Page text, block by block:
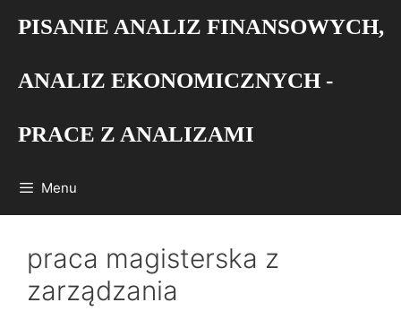
PISANIE ANALIZ FINANSOWYCH,
ANALIZ EKONOMICZNYCH -
PRACE Z ANALIZAMI
Menu
praca magisterska z
zarządzania